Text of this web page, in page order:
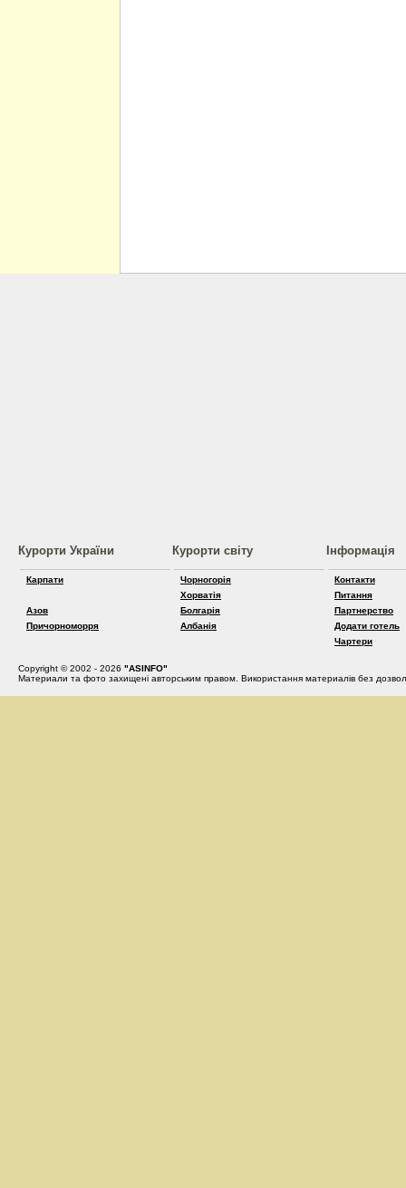
Курорти України
Карпати
Азов
Причорноморря
Курорти світу
Чорногорія
Хорватія
Болгарія
Албанія
Інформація
Контакти
Питання
Партнерство
Додати готель
Чартери
Copyright © 2002 - 2026 "ASINFO"
Материали та фото захищені авторським правом. Використання материалів без